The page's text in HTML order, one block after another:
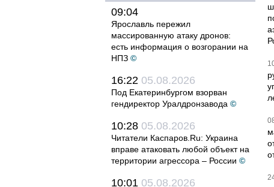
09:04
Ярославль пережил
массированную атаку дронов:
есть информация о возгорании на
НПЗ ©
16:22 05.08.2026
Под Екатеринбургом взорван
гендиректор Уралдронзавода ©
10:28 05.08.2026
Читатели Каспаров.Ru: Украина
вправе атаковать любой объект на
территории агрессора – России ©
10:01 05.08.2026